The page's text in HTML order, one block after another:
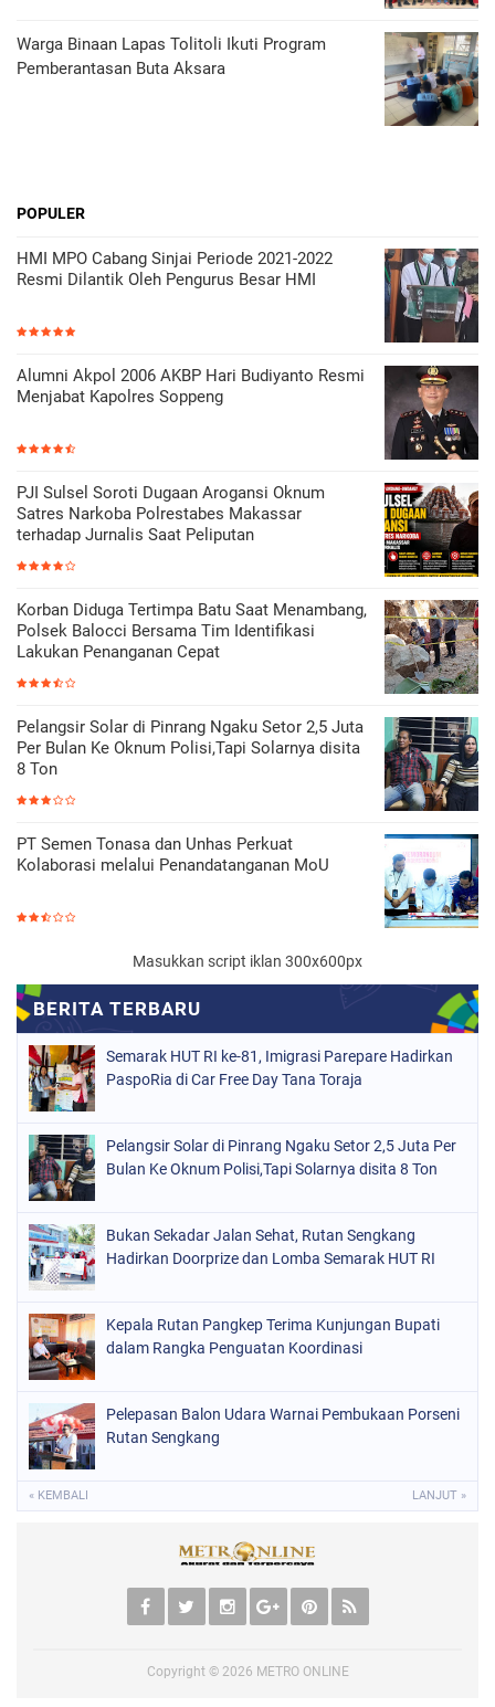
Warga Binaan Lapas Tolitoli Ikuti Program
Pemberantasan Buta Aksara
POPULER
HMI MPO Cabang Sinjai Periode 2021-2022
Resmi Dilantik Oleh Pengurus Besar HMI
Alumni Akpol 2006 AKBP Hari Budiyanto Resmi
Menjabat Kapolres Soppeng
PJI Sulsel Soroti Dugaan Arogansi Oknum
Satres Narkoba Polrestabes Makassar
terhadap Jurnalis Saat Peliputan
Korban Diduga Tertimpa Batu Saat Menambang,
Polsek Balocci Bersama Tim Identifikasi
Lakukan Penanganan Cepat
Pelangsir Solar di Pinrang Ngaku Setor 2,5 Juta
Per Bulan Ke Oknum Polisi,Tapi Solarnya disita
8 Ton
PT Semen Tonasa dan Unhas Perkuat
Kolaborasi melalui Penandatanganan MoU
Masukkan script iklan 300x600px
Semarak HUT RI ke-81, Imigrasi Parepare Hadirkan
PaspoRia di Car Free Day Tana Toraja
Pelangsir Solar di Pinrang Ngaku Setor 2,5 Juta Per
Bulan Ke Oknum Polisi,Tapi Solarnya disita 8 Ton
Bukan Sekadar Jalan Sehat, Rutan Sengkang
Hadirkan Doorprize dan Lomba Semarak HUT RI
Kepala Rutan Pangkep Terima Kunjungan Bupati
dalam Rangka Penguatan Koordinasi
Pelepasan Balon Udara Warnai Pembukaan Porseni
Rutan Sengkang
« KEMBALI LANJUT »
Copyright © 2026 METRO ONLINE